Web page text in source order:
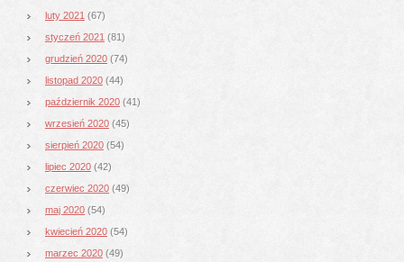
luty 2021 (67)
styczeń 2021 (81)
grudzień 2020 (74)
listopad 2020 (44)
październik 2020 (41)
wrzesień 2020 (45)
sierpień 2020 (54)
lipiec 2020 (42)
czerwiec 2020 (49)
maj 2020 (54)
kwiecień 2020 (54)
marzec 2020 (49)